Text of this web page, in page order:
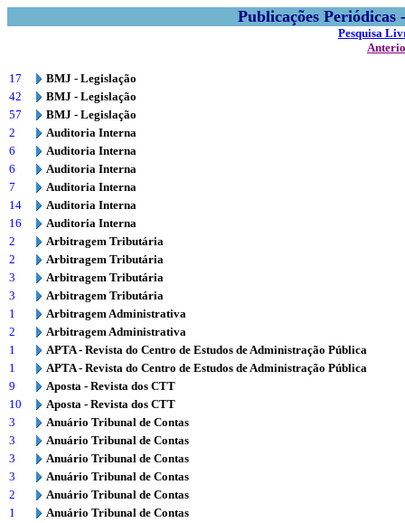
Publicações
Pesquisa
17
BMJ - Legislação
42
BMJ - Legislação
57
BMJ - Legislação
2
Auditoria Interna
6
Auditoria Interna
6
Auditoria Interna
7
Auditoria Interna
14
Auditoria Interna
16
Auditoria Interna
2
Arbitragem Tributária
2
Arbitragem Tributária
3
Arbitragem Tributária
3
Arbitragem Tributária
1
Arbitragem Administrativa
2
Arbitragem Administrativa
1
APTA - Revista do Centro de Estudos de Administração Pública
1
APTA - Revista do Centro de Estudos de Administração Pública
9
Aposta - Revista dos CTT
10
Aposta - Revista dos CTT
3
Anuário Tribunal de Contas
3
Anuário Tribunal de Contas
3
Anuário Tribunal de Contas
3
Anuário Tribunal de Contas
2
Anuário Tribunal de Contas
1
Anuário Tribunal de Contas